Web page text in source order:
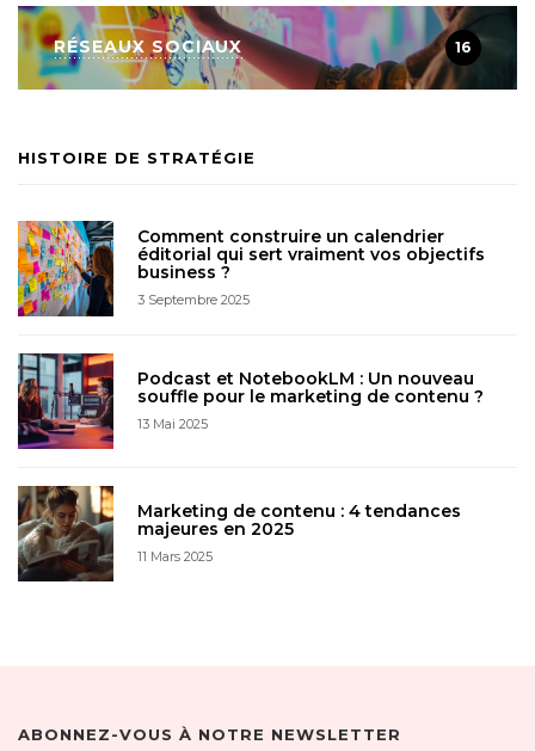
RÉSEAUX SOCIAUX 16
HISTOIRE DE STRATÉGIE
Comment construire un calendrier
éditorial qui sert vraiment vos objectifs
business ?
3 Septembre 2025
Podcast et NotebookLM : Un nouveau
souffle pour le marketing de contenu ?
13 Mai 2025
Marketing de contenu : 4 tendances
majeures en 2025
11 Mars 2025
ABONNEZ-VOUS À NOTRE NEWSLETTER